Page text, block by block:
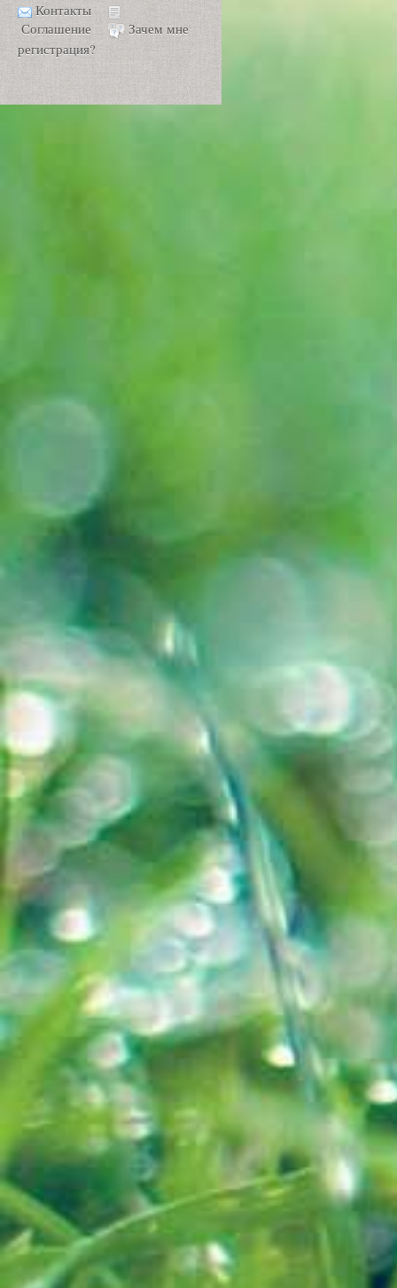
Контакты
Соглашение
Зачем мне
регистрация?